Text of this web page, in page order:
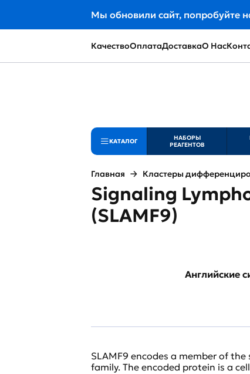
Мы обновили сайт, попробуйте
КачествоОплатаДоставкаО Нас
КАТАЛОГ
НАБОРЫ
РЕАГЕНТОВ
Главная Кластеры
Signaling
(SLAMF9)
Английские
SLAMF9 encodes a member of
family. The encoded protein is a